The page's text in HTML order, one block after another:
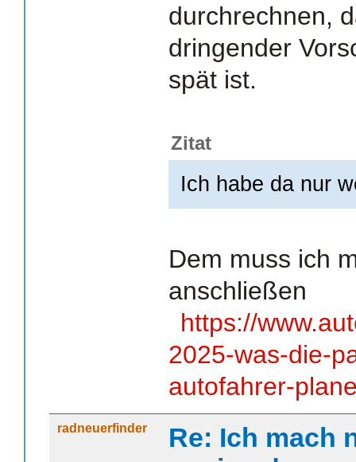
durchrechnen,
dringender
spät ist.
Zitat
Ich habe da nur
Dem muss ich
anschließen
https://
2025-was-die-
autofahrer-
radneuerfinder
Re: Ich mach